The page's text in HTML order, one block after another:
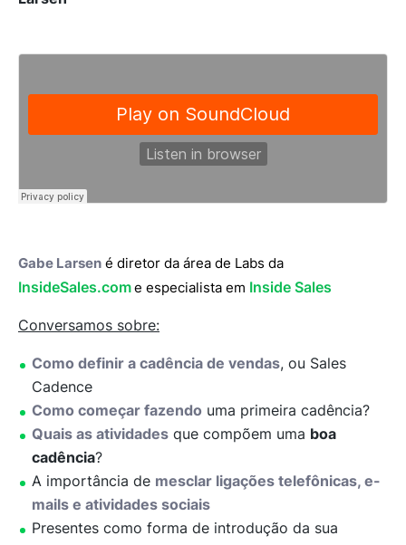
Gabe Larsen é diretor da área de Labs da
InsideSales.come especialista em Inside Sales
Conversamos sobre:
Como definir a cadência de vendas, ou Sales
Cadence
Como começar fazendo uma primeira cadência?
Quais as atividades que compõem uma boa
cadência?
A importância de mesclar ligações telefônicas, e-
mails e atividades sociais
Presentes como forma de introdução da sua